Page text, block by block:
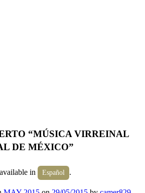
“MÚSICA VIRREINAL
DE MÉXICO”
in Español .